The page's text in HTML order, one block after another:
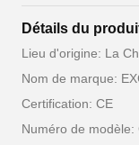
Détails du
Lieu d'origine: La
Nom de marque:
Certification: CE
Numéro de modèle: